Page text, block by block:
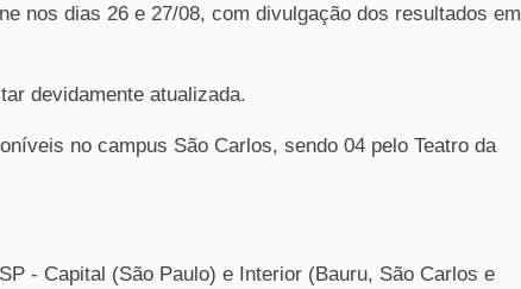
nos dias 26 e 27/08, com divulgação dos resultados em
devidamente atualizada.
no campus São Carlos, sendo 04 pelo Teatro da
- Capital (São Paulo) e Interior (Bauru, São Carlos e